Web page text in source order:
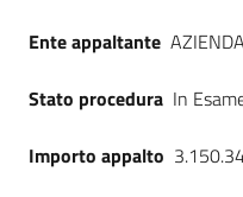
Ente appaltante
Stato procedura In
Importo appalto